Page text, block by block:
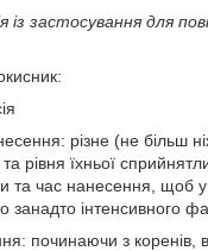
із застосування для
різне (не більш
рівня їхньої
та час нанесення, щоб
занадто інтенсивного
починаючи з коренів,